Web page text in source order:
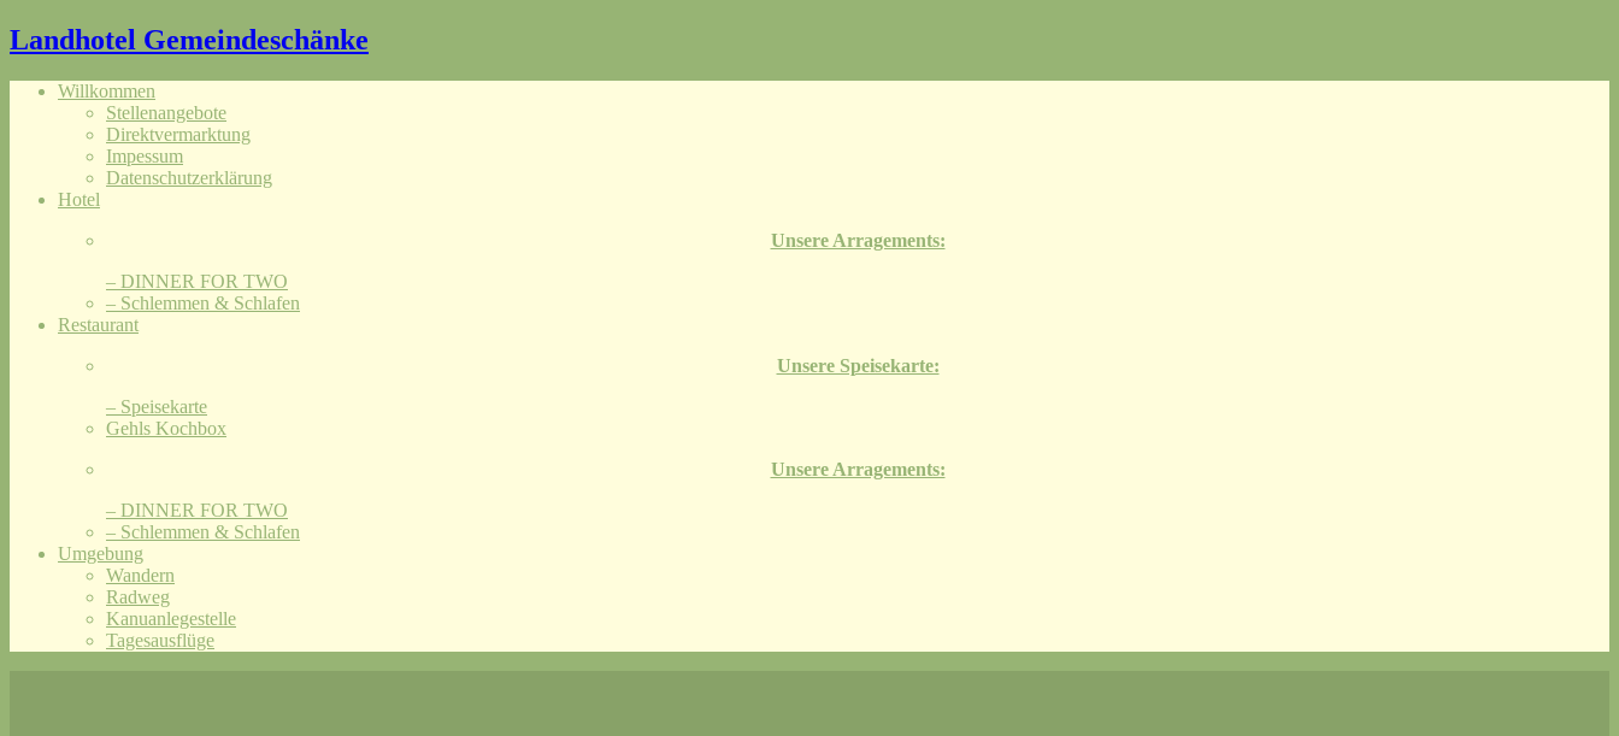
Landhotel Gemeindeschänke
Willkommen
Stellenangebote
Direktvermarktung
Impessum
Datenschutzerklärung
Hotel
Unsere Arragements:
– DINNER FOR TWO
– Schlemmen & Schlafen
Restaurant
Unsere Speisekarte:
– Speisekarte
Gehls Kochbox
Unsere Arragements:
– DINNER FOR TWO
– Schlemmen & Schlafen
Umgebung
Wandern
Radweg
Kanuanlegestelle
Tagesausflüge